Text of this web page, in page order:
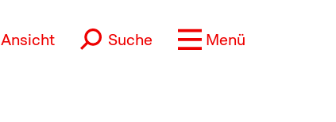
Ansicht Suche Menü